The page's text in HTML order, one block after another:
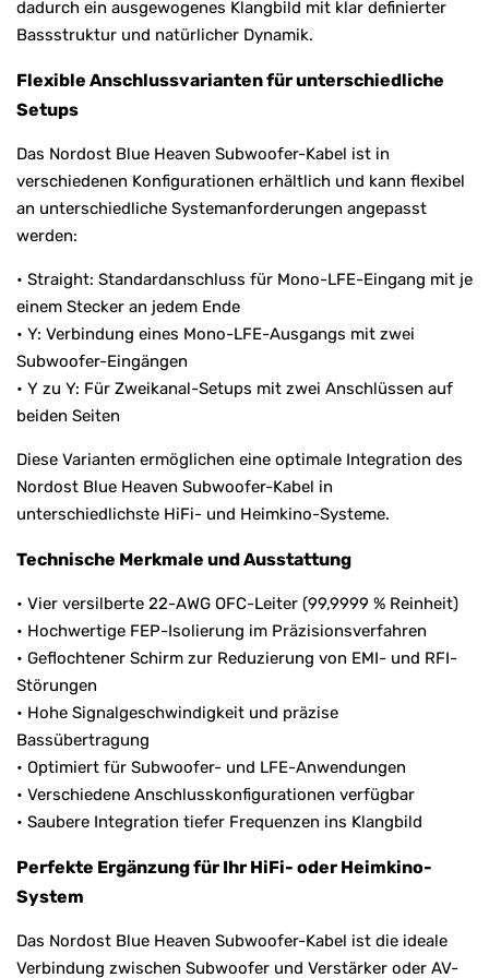
dadurch ein ausgewogenes Klangbild mit klar definierter
Bassstruktur und natürlicher Dynamik.
Flexible Anschlussvarianten für unterschiedliche
Setups
Das Nordost Blue Heaven Subwoofer-Kabel ist in
verschiedenen Konfigurationen erhältlich und kann flexibel
an unterschiedliche Systemanforderungen angepasst
werden:
• Straight: Standardanschluss für Mono-LFE-Eingang mit je
einem Stecker an jedem Ende
• Y: Verbindung eines Mono-LFE-Ausgangs mit zwei
Subwoofer-Eingängen
• Y zu Y: Für Zweikanal-Setups mit zwei Anschlüssen auf
beiden Seiten
Diese Varianten ermöglichen eine optimale Integration des
Nordost Blue Heaven Subwoofer-Kabel in
unterschiedlichste HiFi- und Heimkino-Systeme.
Technische Merkmale und Ausstattung
• Vier versilberte 22-AWG OFC-Leiter (99,9999 % Reinheit)
• Hochwertige FEP-Isolierung im Präzisionsverfahren
• Geflochtener Schirm zur Reduzierung von EMI- und RFI-
Störungen
• Hohe Signalgeschwindigkeit und präzise
Bassübertragung
• Optimiert für Subwoofer- und LFE-Anwendungen
• Verschiedene Anschlusskonfigurationen verfügbar
• Saubere Integration tiefer Frequenzen ins Klangbild
Perfekte Ergänzung für Ihr HiFi- oder Heimkino-
System
Das Nordost Blue Heaven Subwoofer-Kabel ist die ideale
Verbindung zwischen Subwoofer und Verstärker oder AV-